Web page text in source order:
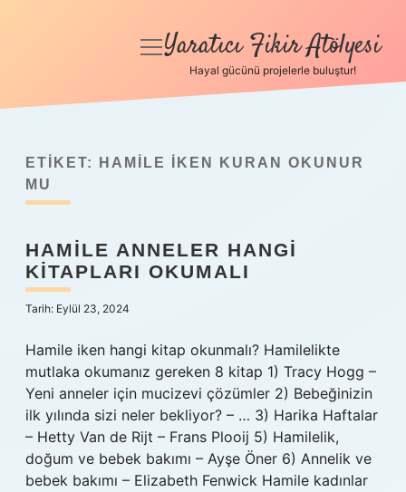
Anasayfa
Yasal Uyarı
menüyü
Yaratıcı Fikir Atölyesi
Hayal gücünü projelerle buluştur!
ETIKET:
HAMILE IKEN KURAN OKUNUR
MU
HAMILE ANNELER HANGI
KITAPLARI OKUMALI
Tarih: Eylül 23, 2024
Hamile iken hangi kitap okunmalı? Hamilelikte
mutlaka okumanız gereken 8 kitap 1) Tracy Hogg –
Yeni anneler için mucizevi çözümler 2) Bebeğinizin
ilk yılında sizi neler bekliyor? – … 3) Harika Haftalar
– Hetty Van de Rijt – Frans Plooij 5) Hamilelik,
doğum ve bebek bakımı – Ayşe Öner 6) Annelik ve
bebek bakımı – Elizabeth Fenwick Hamile kadınlar